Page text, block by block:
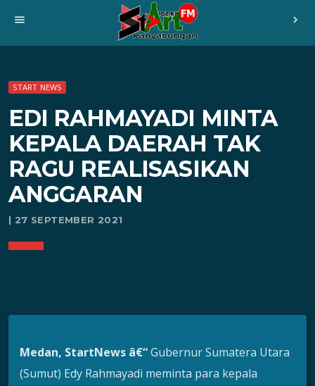
menu chevron_right
START NEWS
EDI RAHMAYADI MINTA
KEPALA DAERAH TAK
RAGU REALISASIKAN
ANGGARAN
| 27 SEPTEMBER 2021
Medan, StartNews â€“Gubernur Sumatera Utara
(Sumut) Edy Rahmayadi meminta para kepala